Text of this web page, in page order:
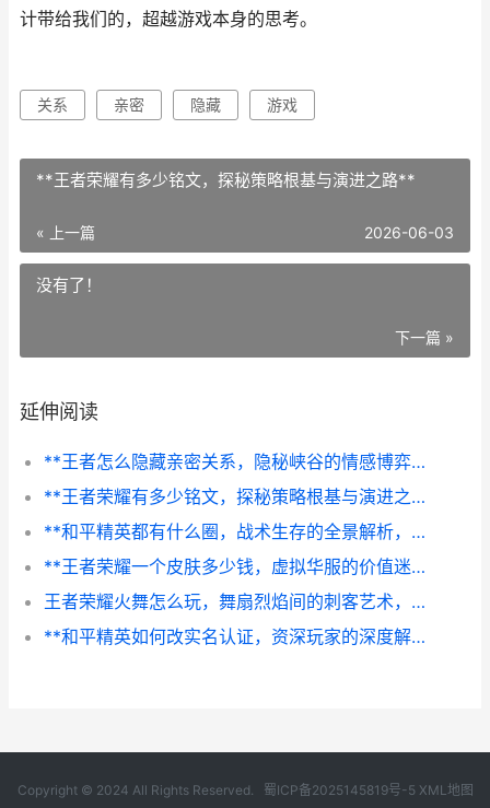
计带给我们的，超越游戏本身的思考。
关系 亲密 隐藏 游戏
**王者荣耀有多少铭文，探秘策略根基与演进之路**
« 上一篇 2026-06-03
没有了！
下一篇 »
延伸阅读
**王者怎么隐藏亲密关系，隐秘峡谷的情感博弈**
**王者荣耀有多少铭文，探秘策略根基与演进之路**
**和平精英都有什么圈，战术生存的全景解析，（副标题）从毒圈到心理圈的致胜奥秘。**
**王者荣耀一个皮肤多少钱，虚拟华服的价值迷思，副标题，价格标签背后的玩家心理与市场逻辑**
王者荣耀火舞怎么玩，舞扇烈焰间的刺客艺术，副标题，从入门到精通的灵魂忍者攻略
**和平精英如何改实名认证，资深玩家的深度解析与优化指南，副标题：从流程到策略的全方位思考**
Copyright © 2024 All Rights Reserved. 蜀ICP备2025145819号-5 XML地图